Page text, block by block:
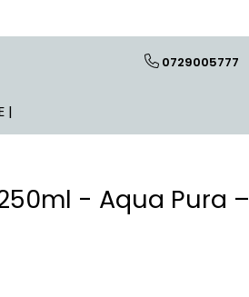
0729005777
|
- Aqua Pura –